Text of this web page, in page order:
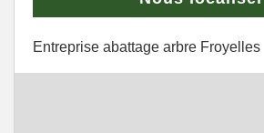
Entreprise abattage arbre Froyelles